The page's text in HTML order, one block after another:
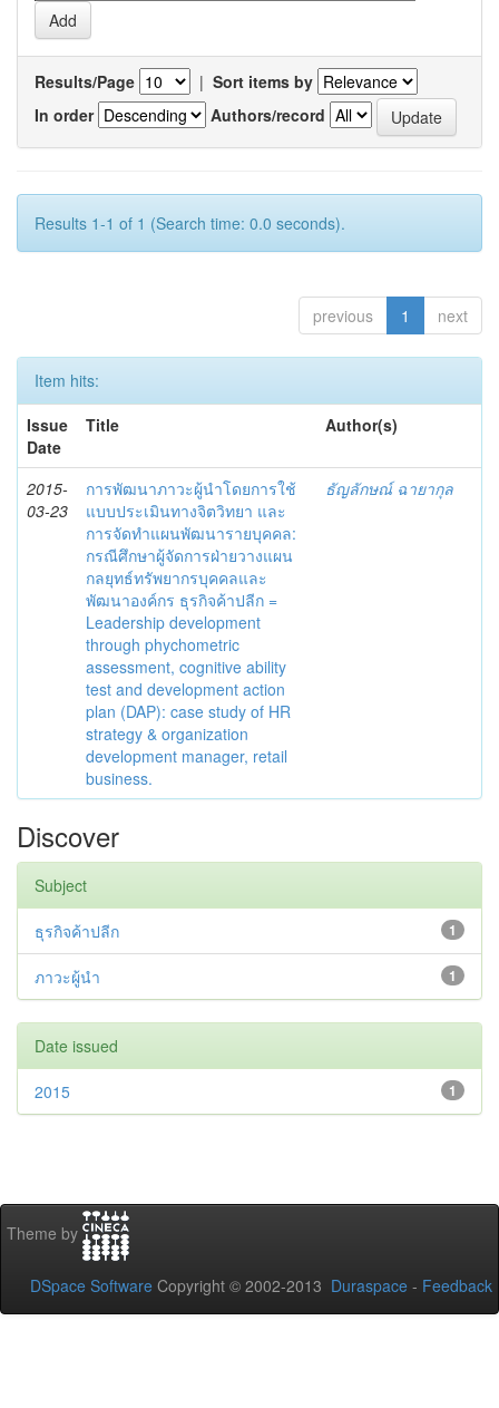
Results/Page | Sort items by
In order
Authors/record
Results 1-1 of 1 (Search time: 0.0 seconds).
previous 1 next
Item hits:
Issue
Date
Title Author(s)
2015-
03-23
การพัฒนาภาวะผู้นำโดยการใช้
แบบประเมินทางจิตวิทยา และ
การจัดทำแผนพัฒนารายบุคคล:
กรณีศึกษาผู้จัดการฝ่ายวางแผน
กลยุทธ์ทรัพยากรบุคคลและ
พัฒนาองค์กร ธุรกิจค้าปลีก =
Leadership development
through phychometric
assessment, cognitive ability
test and development action
plan (DAP): case study of HR
strategy & organization
development manager, retail
business.
ธัญลักษณ์ ฉายากุล
Discover
Subject
1
ธุรกิจค้าปลีก
1
ภาวะผู้นำ
Date issued
1
2015
Theme by
DSpace Software Copyright © 2002-2013 Duraspace - Feedback